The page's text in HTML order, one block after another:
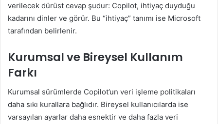
verilecek dürüst cevap şudur: Copilot, ihtiyaç duyduğu
kadarını dinler ve görür. Bu “ihtiyaç” tanımı ise Microsoft
tarafından belirlenir.
Kurumsal ve Bireysel Kullanım
Farkı
Kurumsal sürümlerde Copilot’un veri işleme politikaları
daha sıkı kurallara bağlıdır. Bireysel kullanıcılarda ise
varsayılan ayarlar daha esnektir ve daha fazla veri